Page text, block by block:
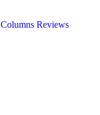
Columns Reviews